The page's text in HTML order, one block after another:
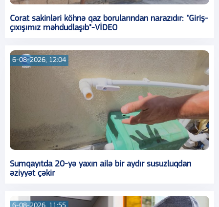
Corat sakinləri köhnə qaz borularından narazıdır: "Giriş-
çıxışımız məhdudlaşıb"-VİDEO
6-08-2026, 12:04
Sumqayıtda 20-yə yaxın ailə bir aydır susuzluqdan
əziyyət çəkir